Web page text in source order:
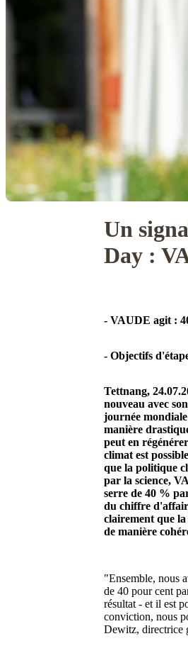
Un
Day :
- VAUDE agit :
- Objectifs
Tettnang,
nouveau avec
journée
manière
peut en
climat est
que la politique
par la science,
serre de 40 %
du chiffre
clairement que
de manière
"Ensemble, nous
de 40 pour cent
résultat - et il est
conviction, nous
Dewitz, directrice